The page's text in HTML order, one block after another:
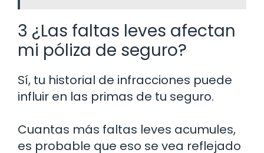
3 ¿Las faltas leves afectan
mi póliza de seguro?
Sí, tu historial de infracciones puede
influir en las primas de tu seguro.
Cuantas más faltas leves acumules,
es probable que eso se vea reflejado